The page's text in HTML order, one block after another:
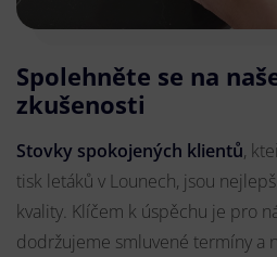
Spolehněte se na
zkušenosti
Stovky spokojených klientů,
tisk letáků v Lounech, jsou
kvality. Klíčem k úspěchu je pro
dodržujeme smluvené termíny a